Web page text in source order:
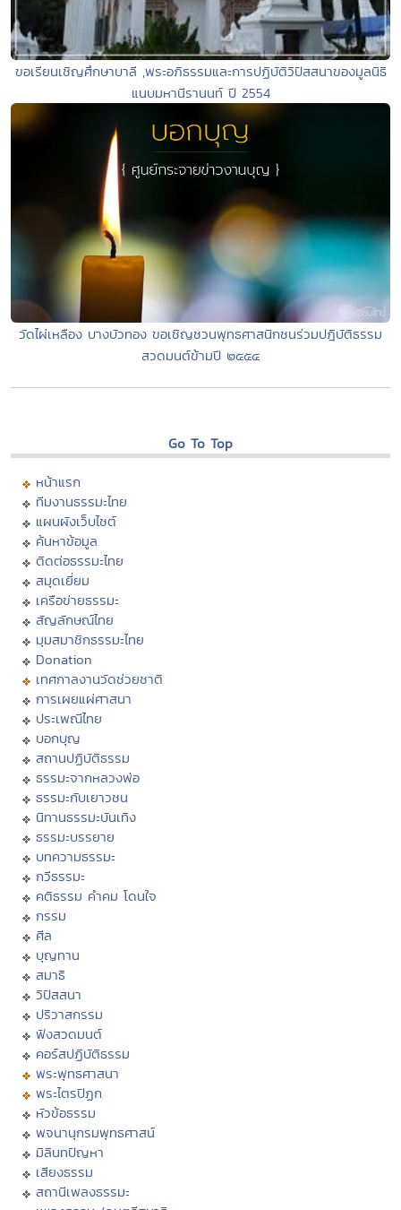
ขอเรียนเชิญศึกษาบาลี ,พระอภิธรรมและการปฏิบัติวิปัสสนาของมูลนิธิ
แนบมหานีรานนท์ ปี 2554
วัดไผ่เหลือง บางบัวทอง ขอเชิญชวนพุทธศาสนิกชนร่วมปฎิบัติธรรม
สวดมนต์ข้ามปี ๒๕๕๔
Go To Top
หน้าแรก
ทีมงานธรรมะไทย
แผนผังเว็บไซต์
ค้นหาข้อมูล
ติดต่อธรรมะไทย
สมุดเยี่ยม
เครือข่ายธรรมะ
สัญลักษณ์ไทย
มุมสมาชิกธรรมะไทย
Donation
เทศกาลงานวัดช่วยชาติ
การเผยแผ่ศาสนา
ประเพณีไทย
บอกบุญ
สถานปฏิบัติธรรม
ธรรมะจากหลวงพ่อ
ธรรมะกับเยาวชน
นิทานธรรมะบันเทิง
ธรรมะบรรยาย
บทความธรรมะ
กวีธรรมะ
คติธรรม คำคม โดนใจ
กรรม
ศีล
บุญทาน
สมาธิ
วิปัสสนา
ปริวาสกรรม
ฟังสวดมนต์
คอร์สปฏิบัติธรรม
พระพุทธศาสนา
พระไตรปิฏก
หัวข้อธรรม
พจนานุกรมพุทธศาสน์
มิลินทปัญหา
เสียงธรรม
สถานีเพลงธรรมะ